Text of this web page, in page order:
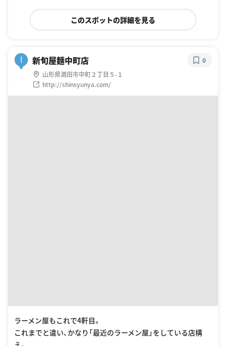
このスポットの詳細を見る
新旬屋麺中町店
山形県酒田市中町２丁目５-１
http://shinsyunya.com/
0
ラーメン屋もこれで4軒目。
これまでと違い、かなり「最近のラーメン屋」をしている店構